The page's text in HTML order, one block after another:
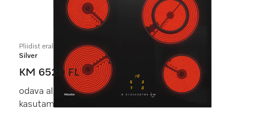
Pliidist eraldi elektriline pliidiplaat
Silver
KM 6520 FL
odava alghinnaga 4 keedualaga mugavaks
kasutamiseks.